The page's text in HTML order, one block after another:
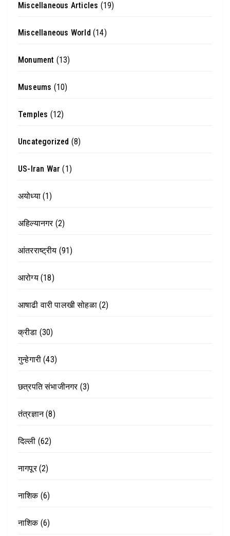
Miscellaneous Articles (19)
Miscellaneous World (14)
Monument (13)
Museums (10)
Temples (12)
Uncategorized (8)
US-Iran War (1)
अयोध्या(1)
अहिल्यानगर(2)
आंतरराष्ट्रीय (91)
आरोग्य(18)
आषाढी वारी पालखी सोहळा(2)
क्रीडा (30)
गुन्हेगारी (43)
छत्रपति संभाजीनगर(3)
तंत्रज्ञान(8)
दिल्ली (62)
नागपूर(2)
नाशिक(6)
नाशिक(6)